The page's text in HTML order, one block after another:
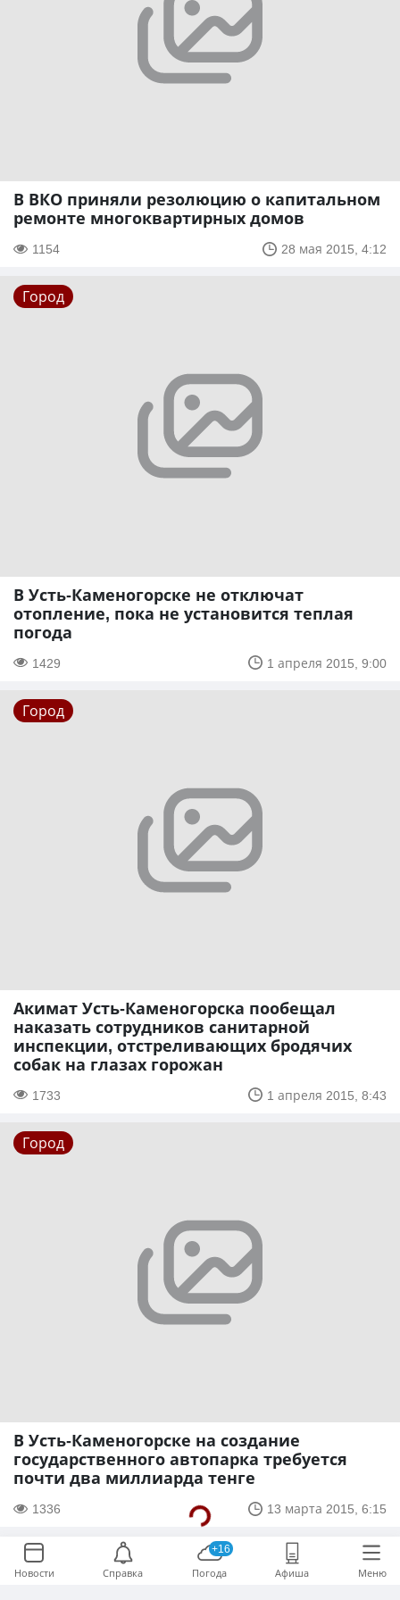
В ВКО приняли резолюцию о капитальном
ремонте многоквартирных домов
1154 28 мая 2015, 4:12
Город
В Усть-Каменогорске не отключат
отопление, пока не установится теплая
погода
1429 1 апреля 2015, 9:00
Город
Акимат Усть-Каменогорска пообещал
наказать сотрудников санитарной
инспекции, отстреливающих бродячих
собак на глазах горожан
1733 1 апреля 2015, 8:43
Город
В Усть-Каменогорске на создание
государственного автопарка требуется
почти два миллиарда тенге
1336 13 марта 2015, 6:15
Новости Справка
+16
Погода Афиша Меню